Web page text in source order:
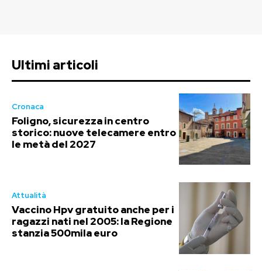
Ultimi articoli
Cronaca
Foligno, sicurezza in centro
storico: nuove telecamere entro
le metà del 2027
Attualità
Vaccino Hpv gratuito anche per i
ragazzi nati nel 2005: la Regione
stanzia 500mila euro